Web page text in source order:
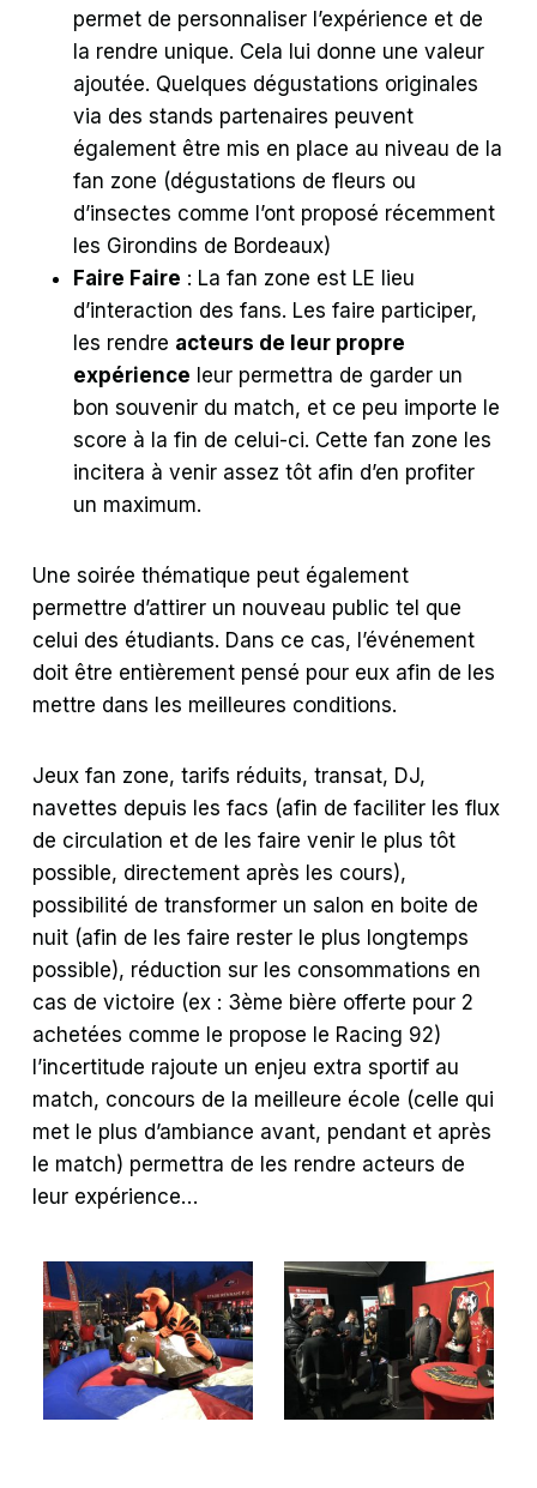
permet de personnaliser l’expérience et de
la rendre unique. Cela lui donne une valeur
ajoutée. Quelques dégustations originales
via des stands partenaires peuvent
également être mis en place au niveau de la
fan zone (dégustations de fleurs ou
d’insectes comme l’ont proposé récemment
les Girondins de Bordeaux)
Faire Faire : La fan zone est LE lieu
d’interaction des fans. Les faire participer,
les rendre acteurs de leur propre
expérience leur permettra de garder un
bon souvenir du match, et ce peu importe le
score à la fin de celui-ci. Cette fan zone les
incitera à venir assez tôt afin d’en profiter
un maximum.
Une soirée thématique peut également
permettre d’attirer un nouveau public tel que
celui des étudiants. Dans ce cas, l’événement
doit être entièrement pensé pour eux afin de les
mettre dans les meilleures conditions.
Jeux fan zone, tarifs réduits, transat, DJ,
navettes depuis les facs (afin de faciliter les flux
de circulation et de les faire venir le plus tôt
possible, directement après les cours),
possibilité de transformer un salon en boite de
nuit (afin de les faire rester le plus longtemps
possible), réduction sur les consommations en
cas de victoire (ex : 3ème bière offerte pour 2
achetées comme le propose le Racing 92)
l’incertitude rajoute un enjeu extra sportif au
match, concours de la meilleure école (celle qui
met le plus d’ambiance avant, pendant et après
le match) permettra de les rendre acteurs de
leur expérience…